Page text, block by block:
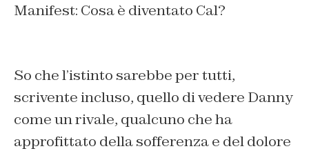
Manifest: Cosa è diventato Cal?
So che l’istinto sarebbe per tutti,
scrivente incluso, quello di vedere Danny
come un rivale, qualcuno che ha
approfittato della sofferenza e del dolore